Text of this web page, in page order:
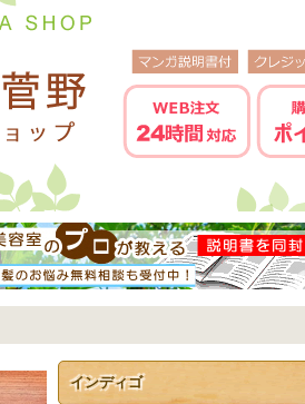
インディゴ